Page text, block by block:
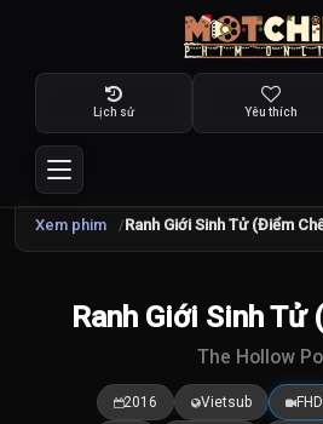
Lịch sử Yêu thích
Xem phim Ranh Giới Sinh Tử (Điểm
Ranh Giới Sinh Tử
The Hollow
2016 Vietsub FHD